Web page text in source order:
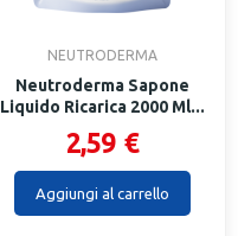
NEUTRODERMA
Neutroderma Sapone
Liquido Ricarica 2000 Ml...
2,59 €
Aggiungi al carrello